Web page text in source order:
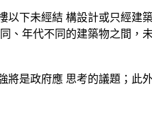
下未經結 構設計或只經建
、年代不同的建築物之間，
是政府應 思考的議題；此